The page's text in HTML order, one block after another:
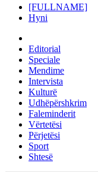
[FULLNAME]
Hyni
Editorial
Speciale
Mendime
Intervista
Kulturë
Udhëpërshkrim
Faleminderit
Vërtetësi
Përjetësi
Sport
Shtesë